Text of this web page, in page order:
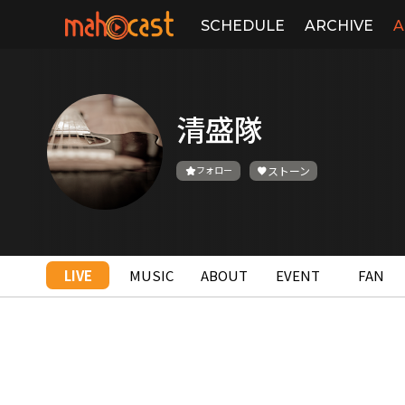
SCHEDULE ARCHIVE
清盛隊
フォロー ストーン
LIVE MUSIC ABOUT EVENT FAN